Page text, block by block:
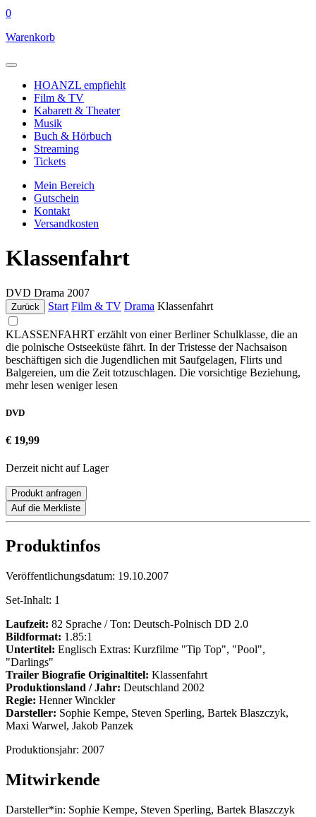
0
Warenkorb
HOANZL empfiehlt
Film & TV
Kabarett & Theater
Musik
Buch & Hörbuch
Streaming
Tickets
Mein Bereich
Gutschein
Kontakt
Versandkosten
Klassenfahrt
DVD Drama 2007
Zurück Start Film & TV Drama Klassenfahrt
KLASSENFAHRT erzählt von einer Berliner Schulklasse, die an
die polnische Ostseeküste fährt. In der Tristesse der Nachsaison
beschäftigen sich die Jugendlichen mit Saufgelagen, Flirts und
Balgereien, um die Zeit totzuschlagen. Die vorsichtige Beziehung,
mehr lesen weniger lesen
DVD
€ 19,99
Derzeit nicht auf Lager
Produkt anfragen
Auf die Merkliste
Produktinfos
Veröffentlichungsdatum: 19.10.2007
Set-Inhalt: 1
Laufzeit: 82 Sprache / Ton: Deutsch-Polnisch DD 2.0
Bildformat: 1.85:1
Untertitel: Englisch Extras: Kurzfilme "Tip Top", "Pool",
"Darlings"
Trailer Biografie Originaltitel: Klassenfahrt
Produktionsland / Jahr: Deutschland 2002
Regie: Henner Winckler
Darsteller: Sophie Kempe, Steven Sperling, Bartek Blaszczyk,
Maxi Warwel, Jakob Panzek
Produktionsjahr: 2007
Mitwirkende
Darsteller*in: Sophie Kempe, Steven Sperling, Bartek Blaszczyk